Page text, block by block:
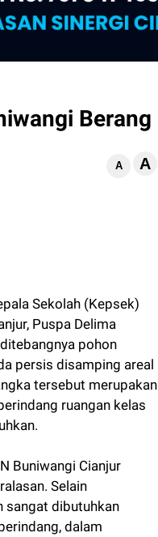
Berang
A A
Sekolah (Kepsek)
Puspa Delima
pohon
persis disamping areal
tersebut merupakan
ruangan kelas
Buniwangi Cianjur
Selain
sangat dibutuhkan
dalam